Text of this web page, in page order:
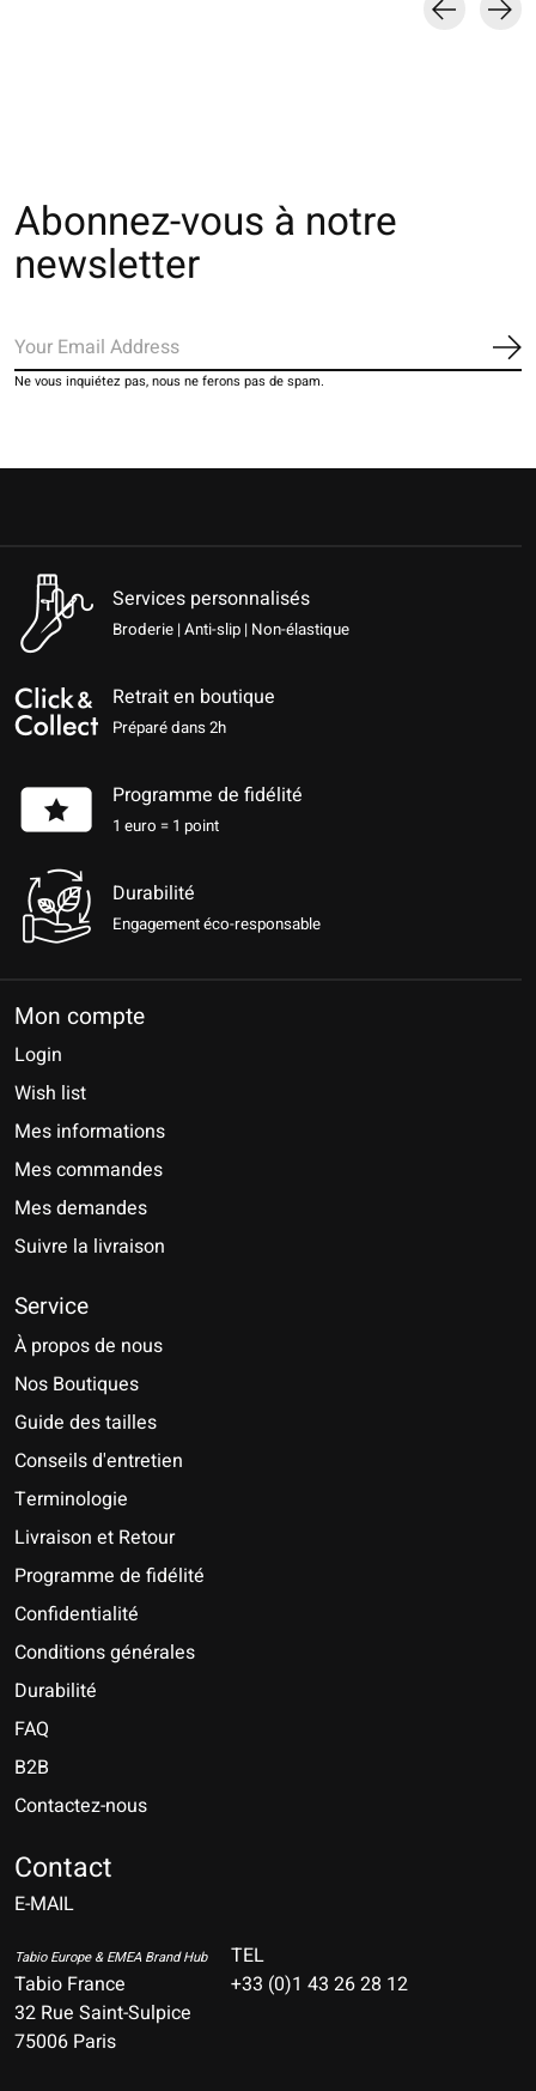
Abonnez-vous à notre
newsletter
Ne vous inquiétez pas, nous ne ferons pas de spam.
Services personnalisés
Broderie | Anti-slip | Non-élastique
Retrait en boutique
Préparé dans 2h
Programme de fidélité
1 euro = 1 point
Durabilité
Engagement éco-responsable
Mon compte
Login
Wish list
Mes informations
Mes commandes
Mes demandes
Suivre la livraison
Service
À propos de nous
Nos Boutiques
Guide des tailles
Conseils d'entretien
Terminologie
Livraison et Retour
Programme de fidélité
Confidentialité
Conditions générales
Durabilité
FAQ
B2B
Contactez-nous
Contact
E-MAIL
Tabio Europe & EMEA Brand Hub
Tabio France
32 Rue Saint-Sulpice
75006 Paris
TEL
+33 (0)1 43 26 28 12